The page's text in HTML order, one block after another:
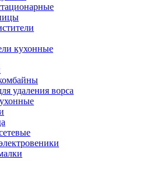
кухонные
удаления ворса